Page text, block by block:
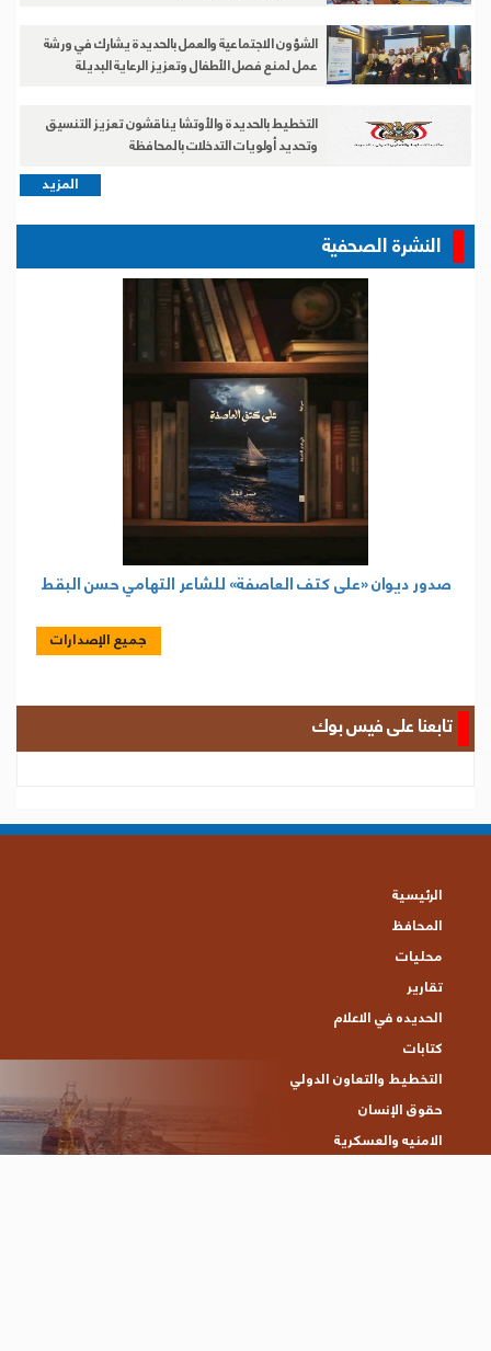
الشؤون الاجتماعية والعمل بالحديدة يشارك في ورشة
عمل لمنع فصل الأطفال وتعزيز الرعاية البديلة
التخطيط بالحديدة والأوتشا يناقشون تعزيز التنسيق
وتحديد أولويات التدخلات بالمحافظة
المزيد
النشرة الصحفية
صدور ديوان «على كتف العاصفة» للشاعر التهامي حسن البقط
جميع الإصدارات
تابعنا على فيس بوك
الرئيسية
المحافظ
محليات
تقارير
الحديده في الاعلام
كتابات
التخطيط والتعاون الدولي
حقوق الإنسان
الامنيه والعسكرية